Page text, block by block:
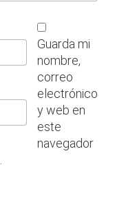
Guarda mi
nombre,
correo
electrónico
y web en
este
navegador